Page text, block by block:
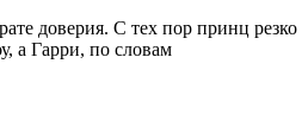
доверия. С тех пор принц резко
а Гарри, по словам